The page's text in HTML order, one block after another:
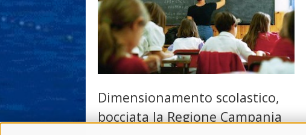
Dimensionamento scolastico,
bocciata la Regione Campania